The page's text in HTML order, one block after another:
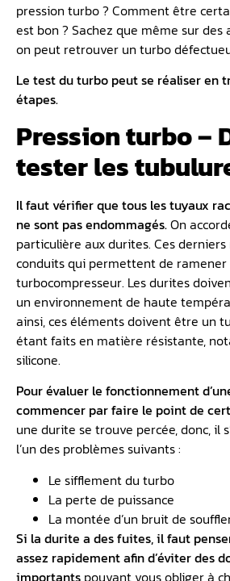
pression turbo ? Comment être
est bon ? Sachez que même sur
on peut retrouver un turbo
Le test du turbo peut se réaliser en
étapes.
Pression turbo –
tester les
Il faut vérifier que tous les tuyaux
ne sont pas endommagés.On
particulière aux durites. Ces
conduits qui permettent de ramener
turbocompresseur. Les durites
un environnement de haute
ainsi, ces éléments doivent être un
étant faits en matière résistante,
silicone.
Pour évaluer le fonctionnement
commencer par faire le point de
une durite se trouve percée, donc, il
l’un des problèmes suivants :
Le sifflement du turbo
La perte de puissance
La montée d’un bruit de
Si la durite a des fuites, il faut
assez rapidement afin d’éviter des
importants pouvant vous obliger à